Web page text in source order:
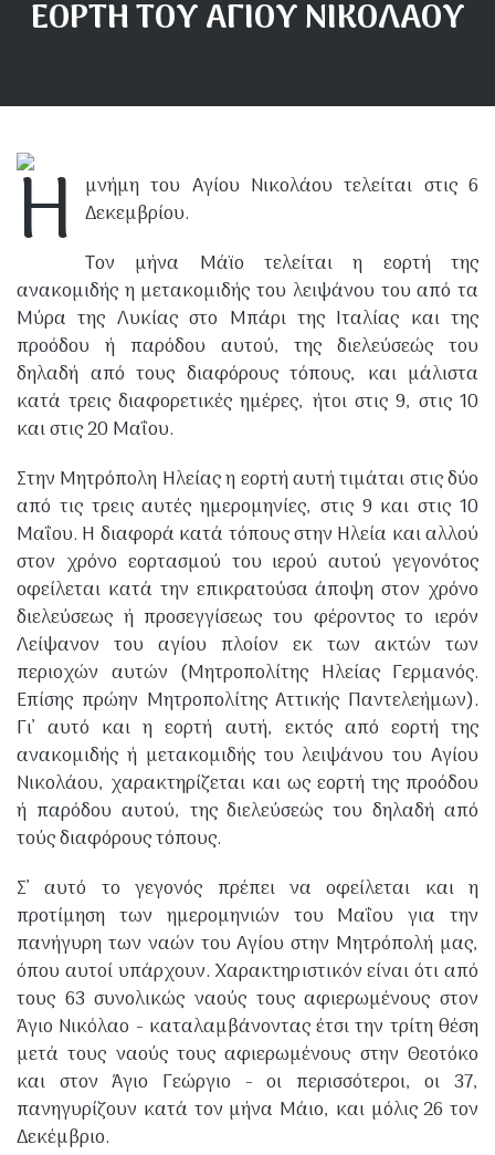
ΕΟΡΤΗ ΤΟΥ ΑΓΙΟΥ ΝΙΚΟΛΑΟΥ
Η
μνήμη του Αγίου Νικολάου τελείται στις 6
Δεκεμβρίου.
Τον μήνα Μάϊο τελείται η εορτή της
ανακομιδής η μετακομιδής του λειψάνου του από τα
Μύρα της Λυκίας στο Μπάρι της Ιταλίας και της
προόδου ή παρόδου αυτού, της διελεύσεώς του
δηλαδή από τους διαφόρους τόπους, και μάλιστα
κατά τρεις διαφορετικές ημέρες, ήτοι στις 9, στις 10
και στις 20 Μαΐου.
Στην Μητρόπολη Ηλείας η εορτή αυτή τιμάται στις δύο
από τις τρεις αυτές ημερομηνίες, στις 9 και στις 10
Μαΐου. Η διαφορά κατά τόπους στην Ηλεία και αλλού
στον χρόνο εορτασμού του ιερού αυτού γεγονότος
οφείλεται κατά την επικρατούσα άποψη στον χρόνο
διελεύσεως ή προσεγγίσεως του φέροντος το ιερόν
Λείψανον του αγίου πλοίον εκ των ακτών των
περιοχών αυτών (Μητροπολίτης Ηλείας Γερμανός.
Επίσης πρώην Μητροπολίτης Αττικής Παντελεήμων).
Γι’ αυτό και η εορτή αυτή, εκτός από εορτή της
ανακομιδής ή μετακομιδής του λειψάνου του Αγίου
Νικολάου, χαρακτηρίζεται και ως εορτή της προό­δου
ή παρόδου αυτού, της διελεύσεώς του δηλαδή από
τούς διαφόρους τόπους.
Σ’ αυτό το γεγονός πρέπει να οφείλεται και η
προτίμηση των ημερομηνιών του Μαΐου για την
πανήγυρη των ναών του Αγίου στην Μητρόπολή μας,
όπου αυτοί υπάρχουν. Χαρακτηριστικόν είναι ότι από
τους 63 συνο­λικώς ναούς τους αφιερωμένους στον
Άγιο Νικόλαο - καταλαμβάνοντας έτσι την τρίτη θέση
μετά τους ναούς τους αφιερωμένους στην Θεοτόκο
και στον Άγιο Γεώργιο - οι περισσότεροι, οι 37,
πανηγυρίζουν κατά τον μήνα Μάιο, και μόλις 26 τον
Δεκέμβριο.